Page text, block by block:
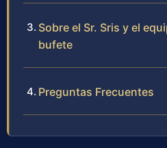
Sobre el Sr. Sris y el
bufete
Preguntas Frecuentes